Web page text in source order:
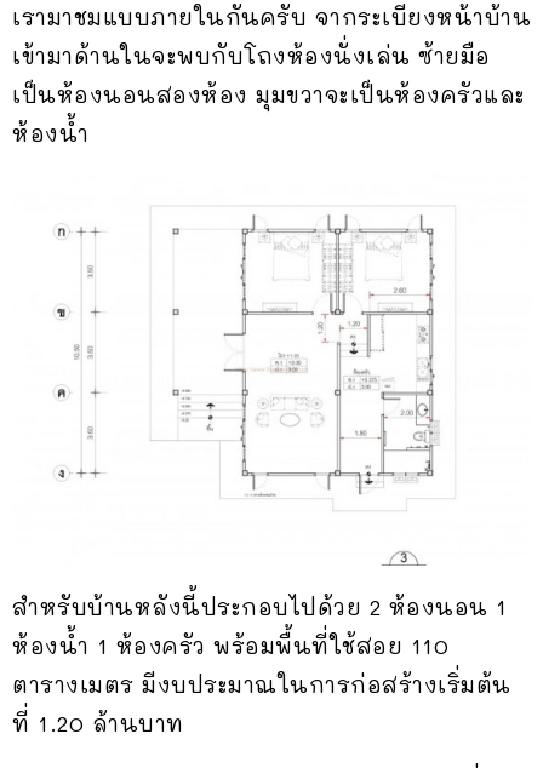
เรามาชมแบบภายในกันครับ จากระเบียงหน้าบ้าน
เข้ามาด้านในจะพบกับโถงห้องนั่งเล่น ซ้ายมือ
เป็นห้องนอนสองห้อง มุมขวาจะเป็นห้องครัวและ
ห้องน้ำ
สำหรับบ้านหลังนี้ประกอบไปด้วย 2 ห้องนอน 1
ห้องน้ำ 1 ห้องครัว พร้อมพื้นที่ใช้สอย 110
ตารางเมตร มีงบประมาณในการก่อสร้างเริ่มต้น
ที่ 1.20 ล้านบาท